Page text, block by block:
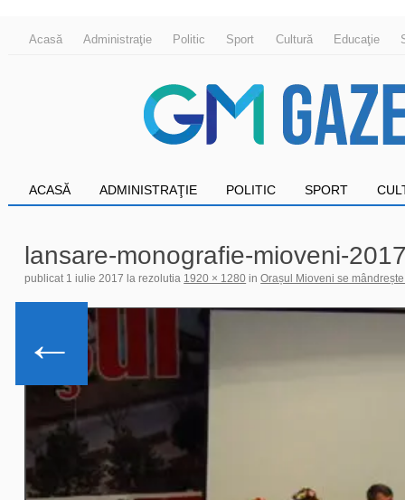
Acasă Administraţie Politic Sport Cultură Educaţie
ACASĂ ADMINISTRAŢIE POLITIC SPORT
lansare-monografie-mioveni-
publicat 1 iulie 2017 la rezolutia 1920 × 1280 inOrașul Mioveni se
←